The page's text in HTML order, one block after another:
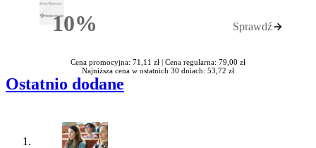
10%Rabatu Sprawdź
Cena promocyjna: 71,11 zł | Cena regularna: 79,00 zł
Najniższa cena w ostatnich 30 dniach: 53,72 zł
Ostatnio dodane